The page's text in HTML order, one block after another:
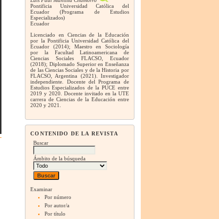
Pontificia Universidad Católica del
Ecuador (Programa de Estudios
Especializados)
Ecuador
Licenciado en Ciencias de la Educación
por la Pontificia Universidad Católica del
Ecuador (2014); Maestro en Sociología
por la Facultad Latinoamericana de
Ciencias Sociales FLACSO, Ecuador
(2018); Diplomado Superior en Enseñanza
de las Ciencias Sociales y de la Historia por
FLACSO, Argentina (2021). Investigador
independiente. Docente del Programa de
Estudios Especializados de la PUCE entre
2019 y 2020. Docente invitado en la UTE
carrera de Ciencias de la Educación entre
2020 y 2021.
CONTENIDO DE LA REVISTA
Buscar
Ámbito de la búsqueda
Examinar
Por número
Por autor/a
Por título